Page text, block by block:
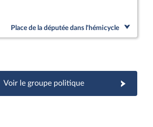
Place de la députée dans l'hémicycle
Voir le groupe politique